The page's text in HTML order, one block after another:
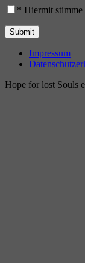
* Hiermit stimme
Impressum
Hope for lost Souls